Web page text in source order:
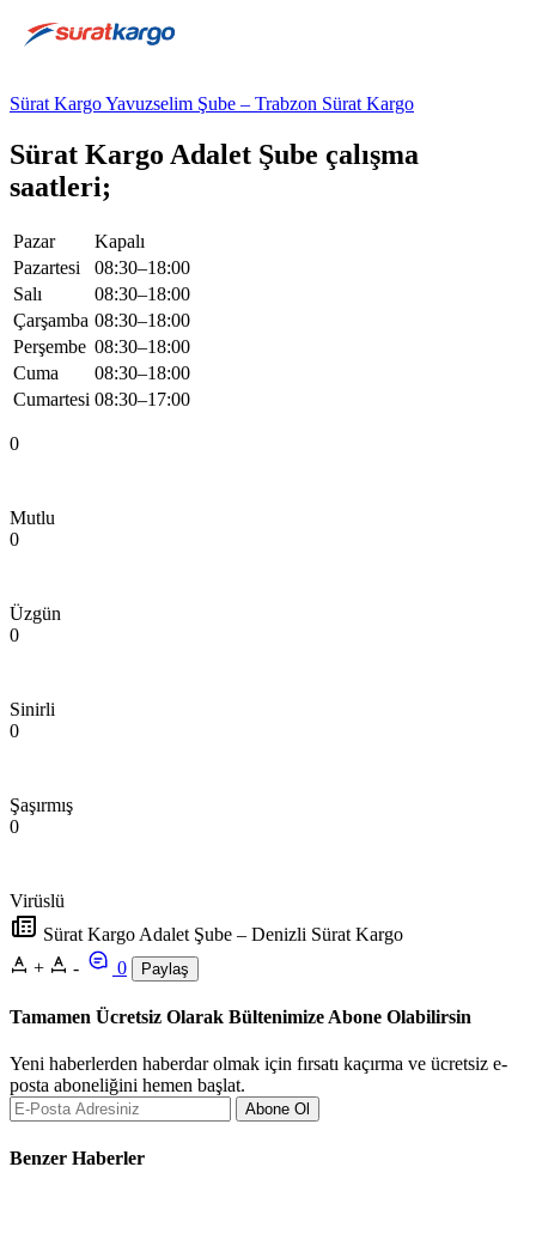
Sürat Kargo Yavuzselim Şube – Trabzon Sürat Kargo
Sürat Kargo Adalet Şube çalışma
saatleri;
Pazar
Kapalı
Pazartesi
08:30–18:00
Salı
08:30–18:00
Çarşamba 08:30–18:00
Perşembe 08:30–18:00
Cuma
08:30–18:00
Cumartesi 08:30–17:00
0
Mutlu
0
Üzgün
0
Sinirli
0
Şaşırmış
0
Virüslü
Sürat Kargo Adalet Şube – Denizli Sürat Kargo
+
- 0 Paylaş
Tamamen Ücretsiz Olarak Bültenimize Abone Olabilirsin
Yeni haberlerden haberdar olmak için fırsatı kaçırma ve ücretsiz e-
posta aboneliğini hemen başlat.
Abone Ol
Benzer Haberler